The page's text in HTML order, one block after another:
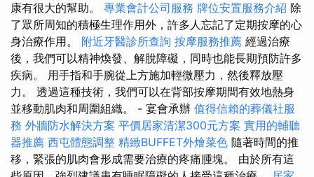
康有很大的幫助。 專業會計公司服務 牌位安置服務介紹 除
了眾所周知的積極生理作用外，許多人忘記了定期按摩的心
身治療作用。 附近牙醫診所查詢 按摩服務推薦 經過治療
後，我們可以精神煥發、解脫障礙，同時也能長期預防許多
疾病。 用手指和手腕從上方施加輕微壓力，然後釋放壓
力。 透過這種技術，我們可以在背部按摩期間有效地熱身
並移動肌肉和周圍組織。 - 宴會承辦 值得信賴的葬儀社服
務 外牆防水解決方案 平價居家清潔300元方案 實用的輔聽
器推薦 西屯體態調整 精緻BUFFET外燴菜色 隨著時間的推
移，緊張的肌肉會形成需要治療的疼痛腫塊。 由於所有這